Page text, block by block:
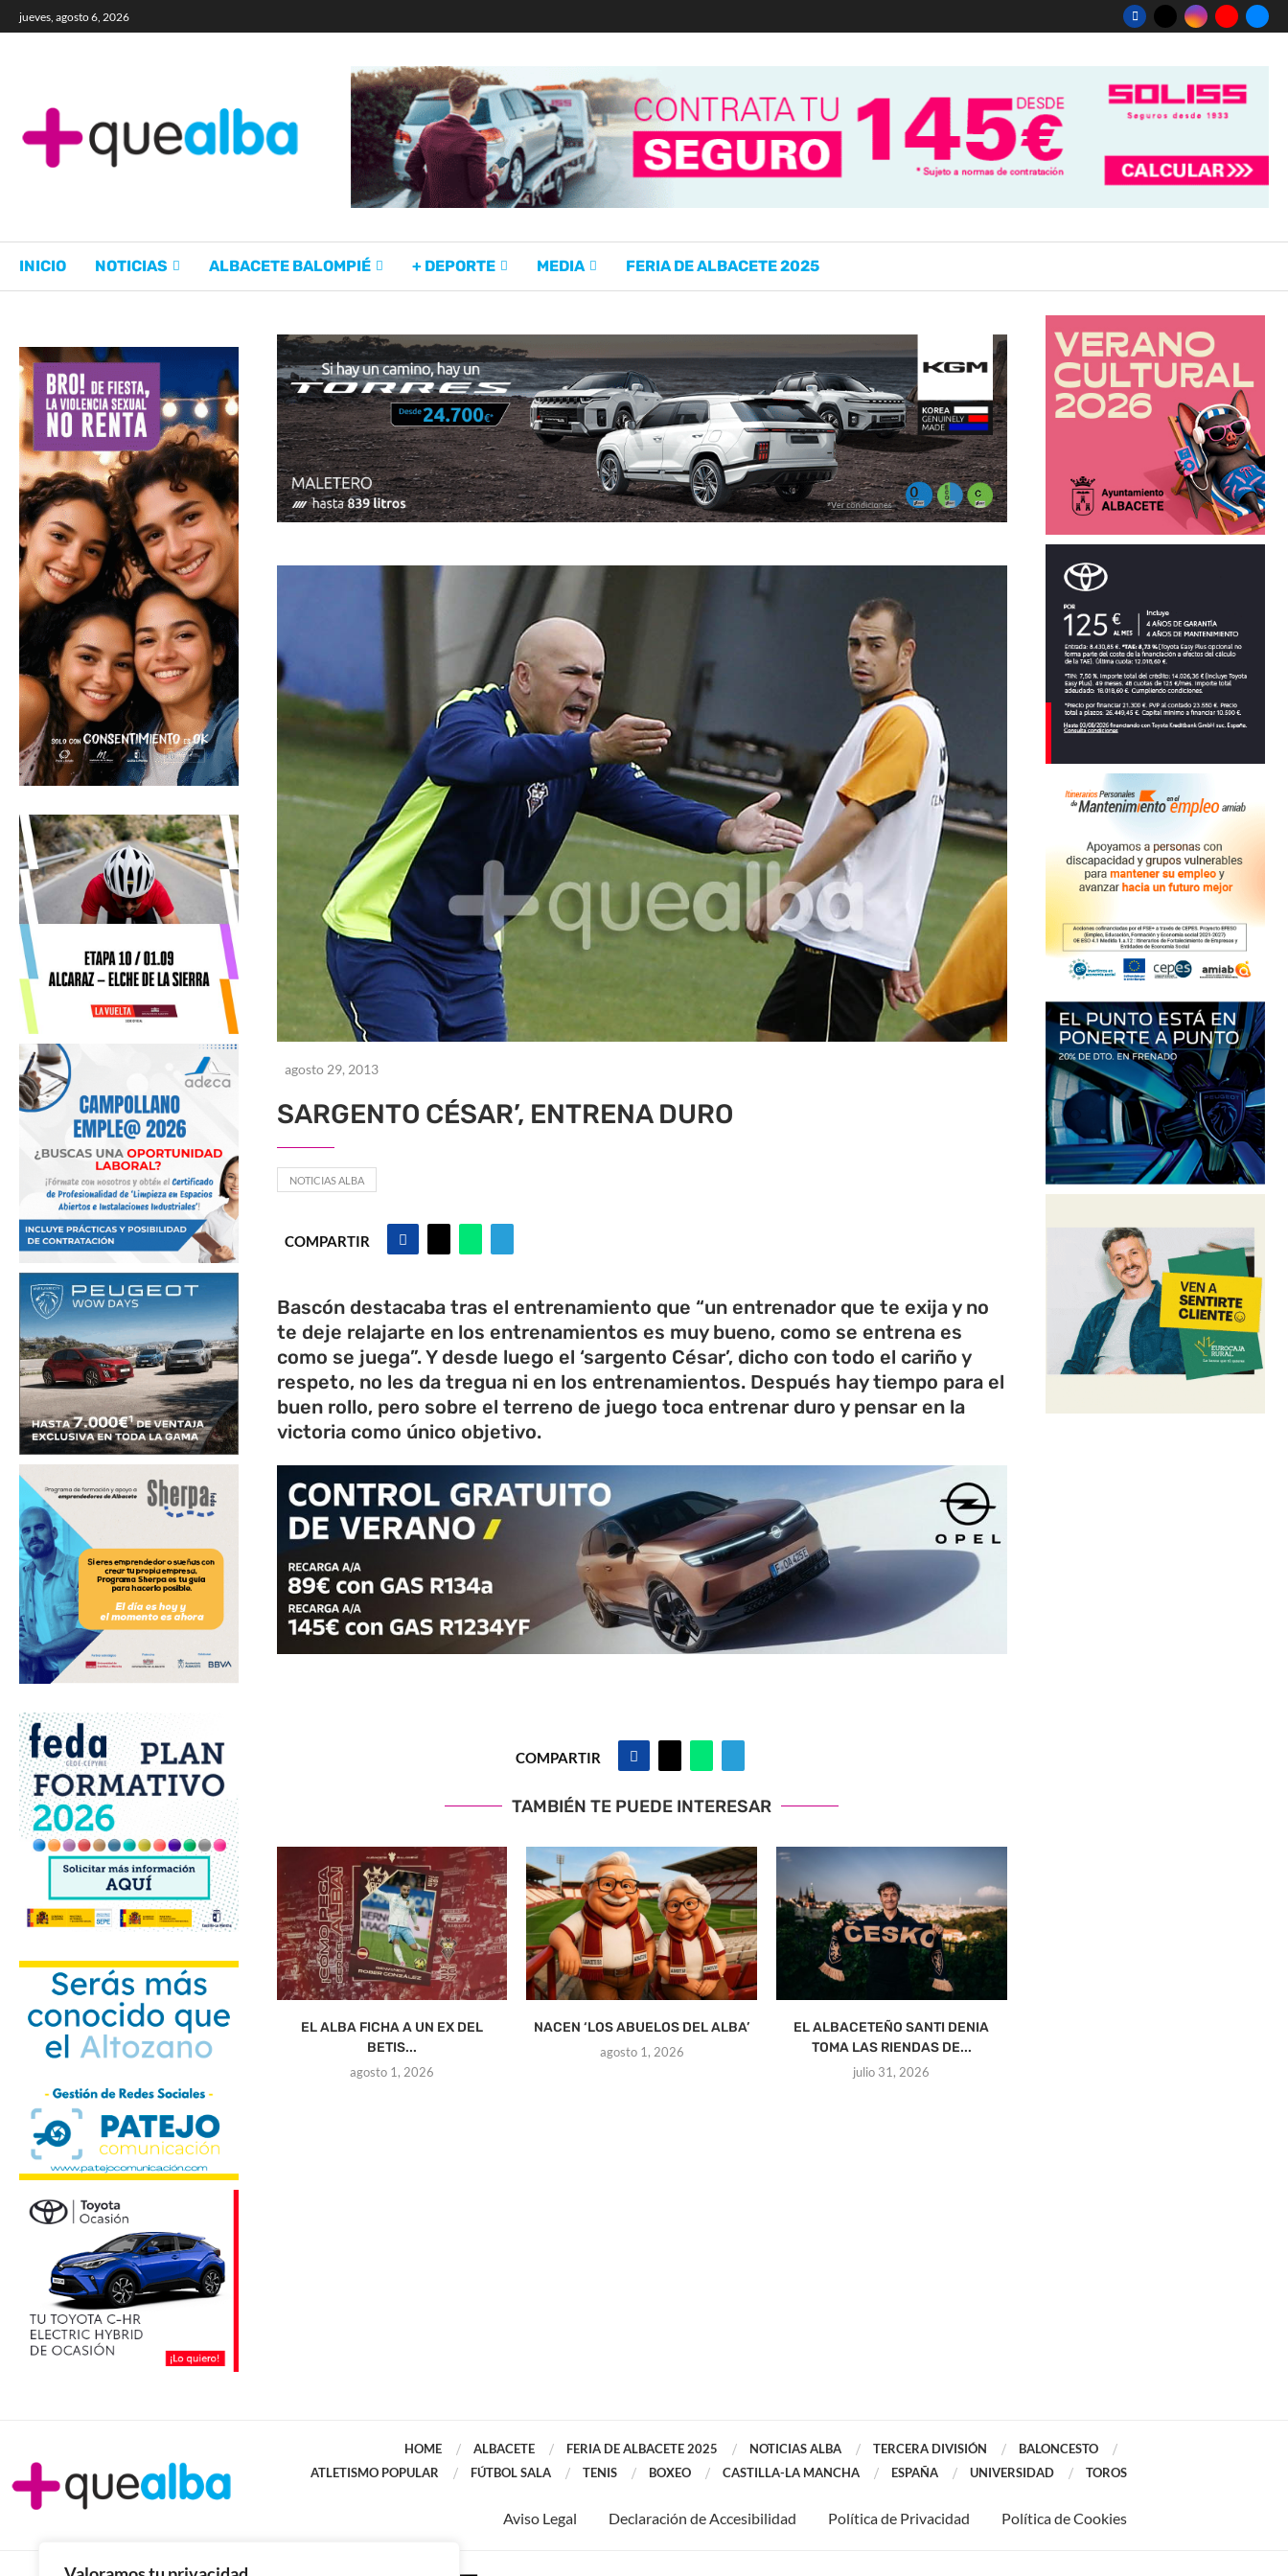
jueves, agosto 6, 2026
INICIO NOTICIAS ALBACETE BALOMPIÉ + DEPORTE MEDIA FERIA DE ALBACETE 2025
agosto 29, 2013
SARGENTO CÉSAR’, ENTRENA DURO
NOTICIAS ALBA
COMPARTIR
Bascón destacaba tras el entrenamiento que “un entrenador que te exija y no
te deje relajarte en los entrenamientos es muy bueno, como se entrena es
como se juega”. Y desde luego el ‘sargento César’, dicho con todo el cariño y
respeto, no les da tregua ni en los entrenamientos. Después hay tiempo para el
buen rollo, pero sobre el terreno de juego toca entrenar duro y pensar en la
victoria como único objetivo.
COMPARTIR
TAMBIÉN TE PUEDE INTERESAR
EL ALBA FICHA A UN EX DEL
BETIS...
agosto 1, 2026
NACEN ‘LOS ABUELOS DEL ALBA’
agosto 1, 2026
EL ALBACETEÑO SANTI DENIA
TOMA LAS RIENDAS DE...
julio 31, 2026
HOME ALBACETE FERIA DE ALBACETE 2025 NOTICIAS ALBA TERCERA DIVISIÓN
BALONCESTO
ATLETISMO POPULAR
FÚTBOL SALA TENIS BOXEO CASTILLA-LA MANCHA ESPAÑA UNIVERSIDAD TOROS
Aviso Legal Declaración de Accesibilidad Política de Privacidad Política de Cookies